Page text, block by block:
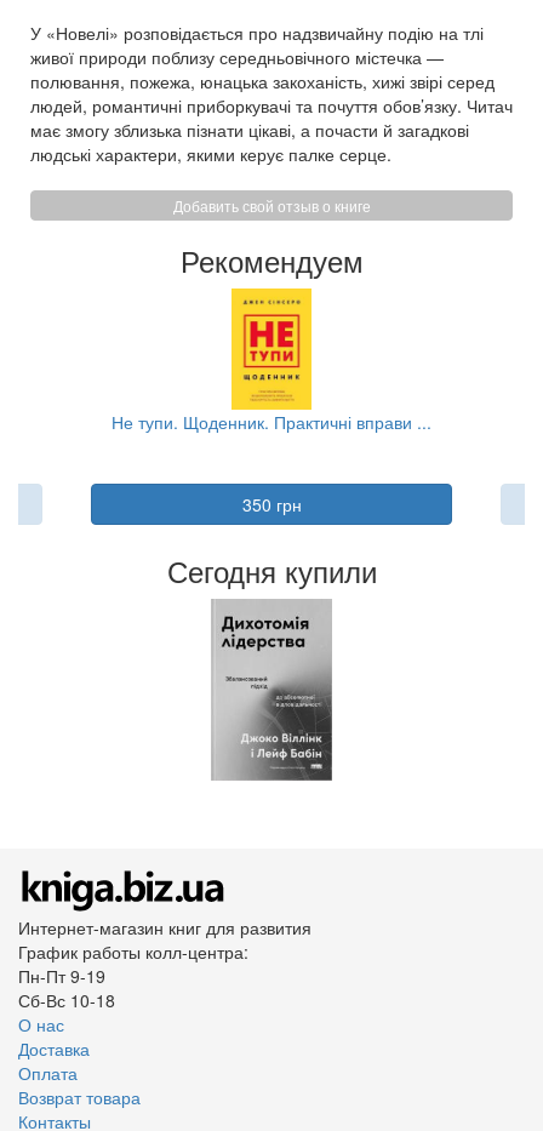
У «Новелі» розповідається про надзвичайну подію на тлі
живої природи поблизу середньовічного містечка —
полювання, пожежа, юнацька закоханість, хижі звірі серед
людей, романтичні приборкувачі та почуття обов’язку. Читач
має змогу зблизька пізнати цікаві, а почасти й загадкові
людські характери, якими керує палке серце.
Добавить свой отзыв о книге
Рекомендуем
Не тупи. Щоденник. Практичні вправи ...
350 грн
Сегодня купили
Интернет-магазин книг для развития
График работы колл-центра:
Пн-Пт 9-19
Сб-Вс 10-18
О нас
Доставка
Оплата
Возврат товара
Контакты